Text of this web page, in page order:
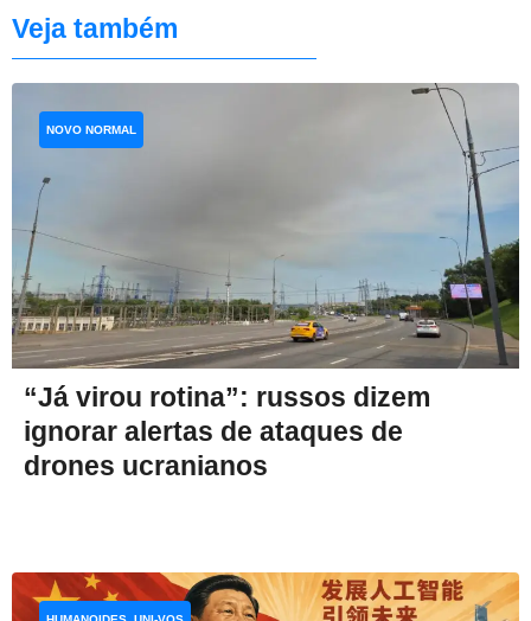
Veja também
“Já virou rotina”: russos dizem
ignorar alertas de ataques de
drones ucranianos
NOVO NORMAL